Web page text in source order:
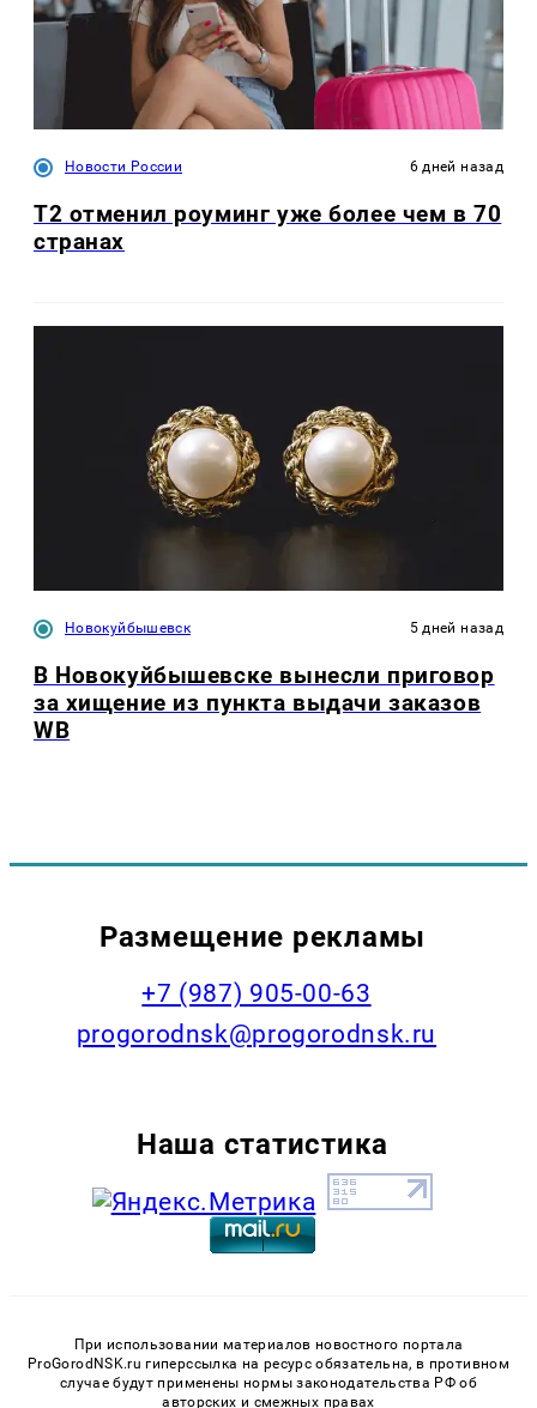
Новости России 6 дней назад
Т2 отменил роуминг уже более чем в 70
странах
Новокуйбышевск 5 дней назад
В Новокуйбышевске вынесли приговор
за хищение из пункта выдачи заказов
WB
Размещение рекламы
+7 (987) 905-00-63
progorodnsk@progorodnsk.ru
Наша статистика
При использовании материалов новостного портала
ProGorodNSK.ru гиперссылка на ресурс обязательна, в противном
случае будут применены нормы законодательства РФ об
авторских и смежных правах